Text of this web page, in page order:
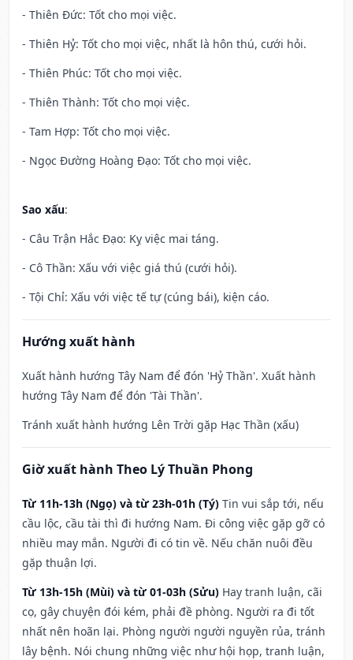
- Thiên Đức: Tốt cho mọi việc.
- Thiên Hỷ: Tốt cho mọi việc, nhất là hôn thú, cưới hỏi.
- Thiên Phúc: Tốt cho mọi việc.
- Thiên Thành: Tốt cho mọi việc.
- Tam Hợp: Tốt cho mọi việc.
- Ngọc Đường Hoàng Đạo: Tốt cho mọi việc.
Sao xấu:
- Câu Trận Hắc Đạo: Kỵ việc mai táng.
- Cô Thần: Xấu với việc giá thú (cưới hỏi).
- Tội Chỉ: Xấu với việc tế tự (cúng bái), kiện cáo.
Hướng xuất hành
Xuất hành hướng Tây Nam để đón 'Hỷ Thần'. Xuất hành
hướng Tây Nam để đón 'Tài Thần'.
Tránh xuất hành hướng Lên Trời gặp Hạc Thần (xấu)
Giờ xuất hành Theo Lý Thuần Phong
Từ 11h-13h (Ngọ) và từ 23h-01h (Tý) Tin vui sắp tới, nếu
cầu lộc, cầu tài thì đi hướng Nam. Đi công việc gặp gỡ có
nhiều may mắn. Người đi có tin về. Nếu chăn nuôi đều
gặp thuận lợi.
Từ 13h-15h (Mùi) và từ 01-03h (Sửu) Hay tranh luận, cãi
cọ, gây chuyện đói kém, phải đề phòng. Người ra đi tốt
nhất nên hoãn lại. Phòng người người nguyền rủa, tránh
lây bệnh. Nói chung những việc như hội họp, tranh luận,